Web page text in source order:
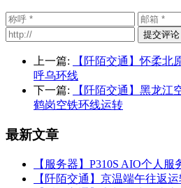
提交评论
上一篇:
【阡陌交通】怀柔北
呼乌环线
下一篇:
【阡陌交通】黑龙江
鹤岗空铁环线运转
最新文章
【服务器】P310S AIO个人服
【阡陌交通】京温端午往返